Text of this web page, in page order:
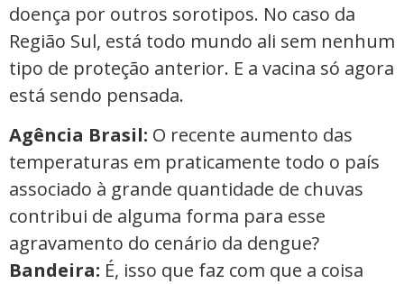
doença por outros sorotipos. No caso da
Região Sul, está todo mundo ali sem nenhum
tipo de proteção anterior. E a vacina só agora
está sendo pensada.
Agência Brasil: O recente aumento das
temperaturas em praticamente todo o país
associado à grande quantidade de chuvas
contribui de alguma forma para esse
agravamento do cenário da dengue?
Bandeira: É, isso que faz com que a coisa